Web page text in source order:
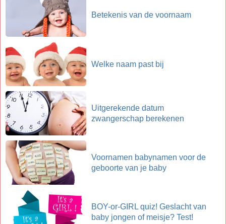
Betekenis van de voornaam
Welke naam past bij
Uitgerekende datum
zwangerschap berekenen
Voornamen babynamen voor de
geboorte van je baby
BOY-or-GIRL quiz! Geslacht van
baby jongen of meisje? Test!